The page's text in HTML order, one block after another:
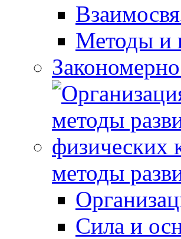
Методы и
методы
Сила и